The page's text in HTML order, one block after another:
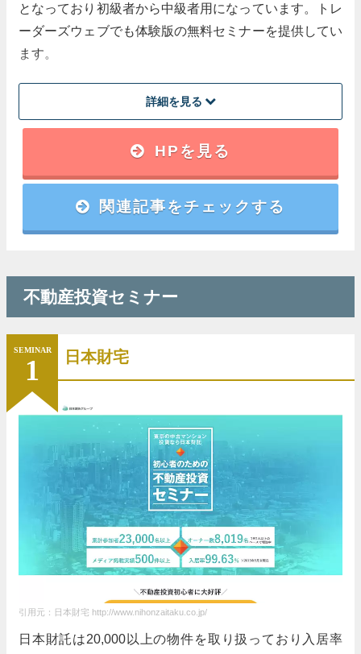
がファンに優しいのは、そのスポーツの全体のパイ
を増やす為でも有るのです。参加者が多ければ市場
規模も大きくなり社会に貢献する事に成るのだと思
閉じる
となっており初級者から中級者用になっています。トレ
ーダーズウェブでも体験版の無料セミナーを提供してい
ます。
詳細を見る
講師の実績等については不明
講座内容
受講料
無料
開催場所
国内主要都市
通えば通うだけ理解が深まっていく！
７月から通い始めて３ヶ月、証券口座の開設から教
えていただき、今ではなんとなく自分で判断しなが
ら株の売買が出来るようになりました。通えば通う
だけ理解が深まっていくのを実感しています。
一番使いやすいと実感！
これまで色々な株情報サイトを試してみましたが、
やっぱりトレーダーズウェブの無料情報が一番使い
やすいと実感しています！
HPを見る
関連記事をチェックする
不動産投資セミナー
SEMINAR
1 日本財宅
引用元：日本財宅 http://www.nihonzaitaku.co.jp/
日本財託は20,000以上の物件を取り扱っており入居率